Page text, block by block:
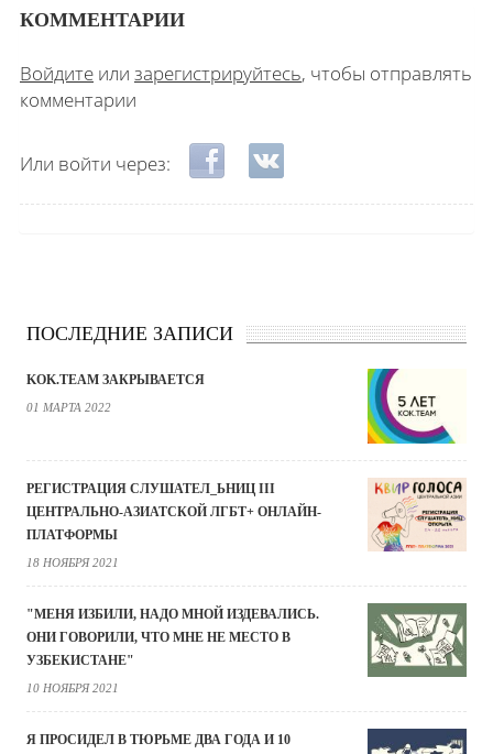
КОММЕНТАРИИ
Войдите или зарегистрируйтесь, чтобы отправлять
комментарии
Или войти через: Login with Facebook
Login with ВКонтакте
ПОСЛЕДНИЕ ЗАПИСИ
KOK.TEAM ЗАКРЫВАЕТСЯ
01 МАРТА 2022
РЕГИСТРАЦИЯ СЛУШАТЕЛ_ЬНИЦ III
ЦЕНТРАЛЬНО-АЗИАТСКОЙ ЛГБТ+ ОНЛАЙН-
ПЛАТФОРМЫ
18 НОЯБРЯ 2021
"МЕНЯ ИЗБИЛИ, НАДО МНОЙ ИЗДЕВАЛИСЬ.
ОНИ ГОВОРИЛИ, ЧТО МНЕ НЕ МЕСТО В
УЗБЕКИСТАНЕ"
10 НОЯБРЯ 2021
Я ПРОСИДЕЛ В ТЮРЬМЕ ДВА ГОДА И 10